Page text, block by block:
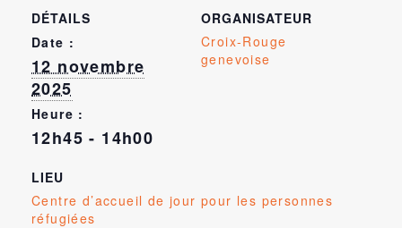
DÉTAILS
Date :
12 novembre
2025
Heure :
12h45 - 14h00
LIEU
Centre d’accueil de jour pour les personnes
réfugiées
ORGANISATEUR
Croix-Rouge
genevoise